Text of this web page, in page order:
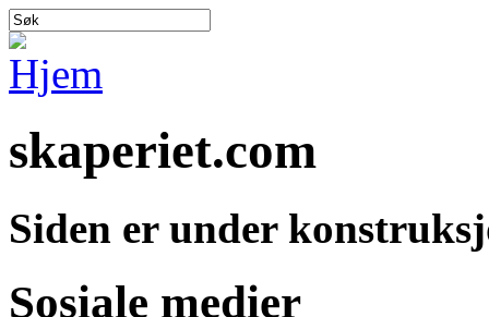
skaperiet.com
Siden er under
Sosiale medier